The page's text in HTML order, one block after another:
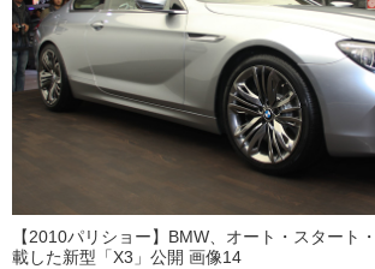
【2010パリショー】BMW、オート・スタート
載した新型「X3」公開 画像14